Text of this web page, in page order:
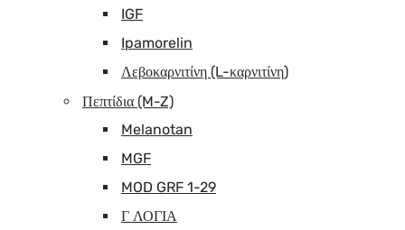
IGF
Ipamorelin
Λεβοκαρνιτίνη (L-καρνιτίνη)
Πεπτίδια (M-Z)
Melanotan
MGF
MOD GRF 1-29
Γ ΛΟΓΙΑ